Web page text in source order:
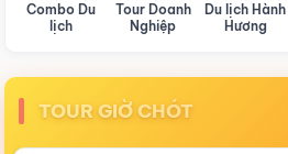
Combo Du
lịch
Tour Doanh
Nghiệp
Du lịch Hành
Hương
TOUR GIỜ CHÓT